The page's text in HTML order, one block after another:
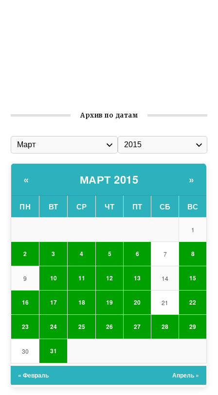
Архив по датам
« МАРТ 2015 »
ПН ВТ СР ЧТ ПТ СБ ВС
1
2 3 4 5 6 7 8
9 10 11 12 13 14 15
16 17 18 19 20 21 22
23 24 25 26 27 28 29
30 31
« Февраль Апрель »